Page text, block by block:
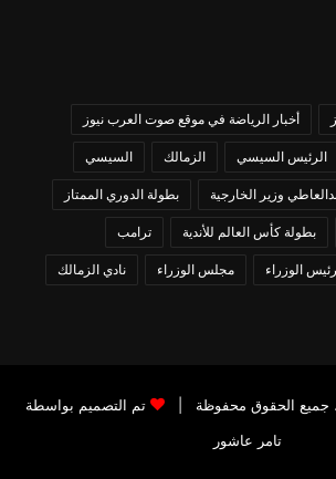
أخبار الرياضة في موقع صوت العرب نيوز
الرئيس السيسي الزمالك السيسي
وزير الخارجية بطولة الدوري الممتاز
بطولة كأس العالم للأندية ترامب
رئيس الوزراء مجلس الوزراء نادي الزمالك
تم التصميم بواسطة
تامر عاشور